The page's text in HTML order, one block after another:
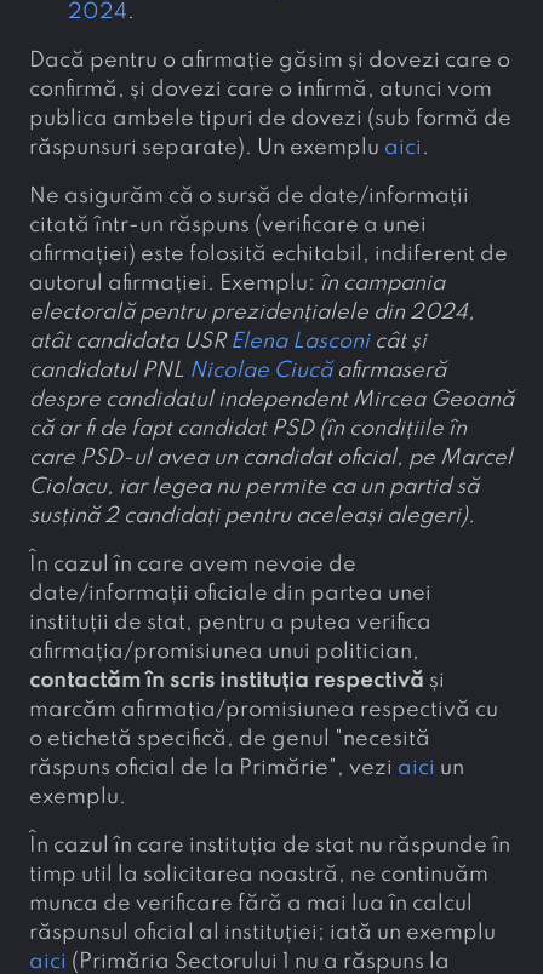
2024.
Dacă pentru o afirmație găsim și dovezi care o
confirmă, și dovezi care o infirmă, atunci vom
publica ambele tipuri de dovezi (sub formă de
răspunsuri separate). Un exemplu aici .
Ne asigurăm că o sursă de date/informații
citată într-un răspuns (verificare a unei
afirmației) este folosită echitabil, indiferent de
autorul afirmației. Exemplu: în campania
electorală pentru prezidențialele din 2024,
atât candidata USR Elena Lasconicât și
candidatul PNL Nicolae Ciucăafirmaseră
despre candidatul independent Mircea Geoană
că ar fi de fapt candidat PSD (în condițiile în
care PSD-ul avea un candidat oficial, pe Marcel
Ciolacu, iar legea nu permite ca un partid să
susțină 2 candidați pentru aceleași alegeri).
În cazul în care avem nevoie de
date/informații oficiale din partea unei
instituții de stat, pentru a putea verifica
afirmația/promisiunea unui politician,
contactăm în scris instituția respectivă și
marcăm afirmația/promisiunea respectivă cu
o etichetă specifică, de genul "necesită
răspuns oficial de la Primărie", vezi aici un
exemplu.
În cazul în care instituția de stat nu răspunde în
timp util la solicitarea noastră, ne continuăm
munca de verificare fără a mai lua în calcul
răspunsul oficial al instituției; iată un exemplu
aici (Primăria Sectorului 1 nu a răspuns la